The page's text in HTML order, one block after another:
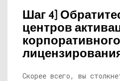
Шаг 4]
центров
корпоративного
Скорее всего, вы